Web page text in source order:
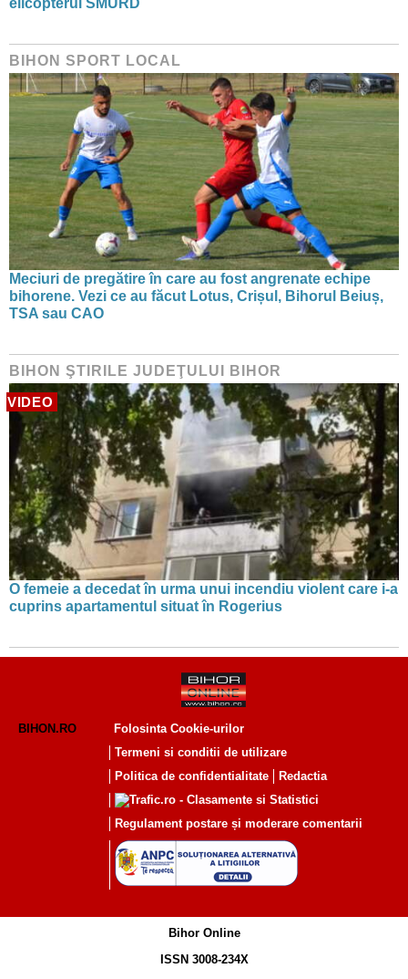
BIHON SPORT LOCAL
Meciuri de pregătire în care au fost angrenate echipe
bihorene. Vezi ce au făcut Lotus, Crișul, Bihorul Beiuș,
TSA sau CAO
BIHON ŞTIRILE JUDEŢULUI BIHOR
VIDEO
O femeie a decedat în urma unui incendiu violent care i-a
cuprins apartamentul situat în Rogerius
BIHON.RO
Folosinta Cookie-urilor
Termeni si conditii de utilizare
Politica de confidentialitate
Redactia
Regulament postare și moderare comentarii
Bihor Online
ISSN 3008-234X